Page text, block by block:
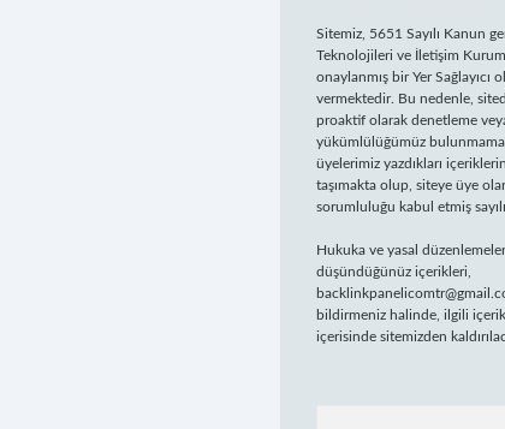
Sitemiz, 5651 Sayılı Kanun
Teknolojileri ve İletişim
onaylanmış bir Yer Sağlayıcı
vermektedir. Bu nedenle,
proaktif olarak denetleme
yükümlülüğümüz
üyelerimiz yazdıkları
taşımakta olup, siteye üye
sorumluluğu kabul etmiş
Hukuka ve yasal
düşündüğünüz içerikleri,
bildirmeniz halinde, ilgili
içerisinde sitemizden